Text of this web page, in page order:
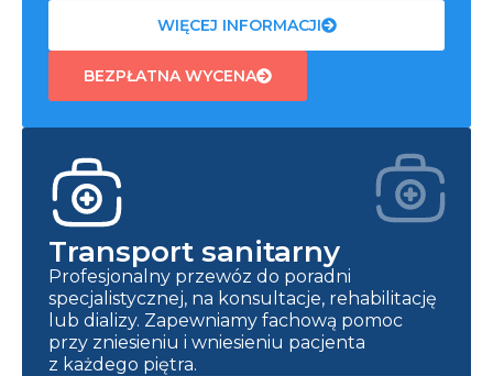
WIĘCEJ INFORMACJI
BEZPŁATNA WYCENA
Transport sanitarny
Profesjonalny przewóz do poradni
specjalistycznej, na konsultacje, rehabilitację
lub dializy. Zapewniamy fachową pomoc
przy zniesieniu i wniesieniu pacjenta
z każdego piętra.